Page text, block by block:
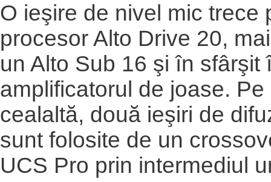
O ieşire de nivel mic trece
procesor Alto Drive 20,
un Alto Sub 16 şi în sfârşit
amplificatorul de joase. Pe
cealaltă, două ieşiri de
sunt folosite de un
UCS Pro prin intermediul